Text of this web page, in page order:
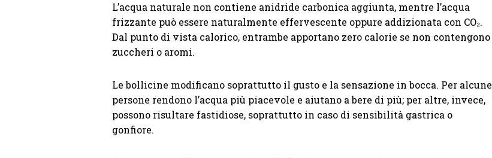
L’acqua naturale non contiene anidride carbonica aggiunta, mentre l’acqua
frizzante può essere naturalmente effervescente oppure addizionata con CO₂.
Dal punto di vista calorico, entrambe apportano zero calorie se non contengono
zuccheri o aromi.
Le bollicine modificano soprattutto il gusto e la sensazione in bocca. Per alcune
persone rendono l’acqua più piacevole e aiutano a bere di più; per altre, invece,
possono risultare fastidiose, soprattutto in caso di sensibilità gastrica o
gonfiore.